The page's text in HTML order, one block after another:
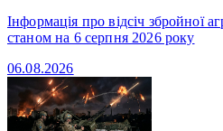
Інформація про відсіч збройної
станом на 6 серпня 2026 року
06.08.2026